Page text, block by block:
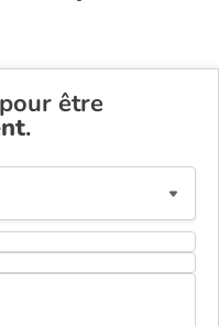
être
.